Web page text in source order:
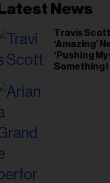
Latest News
Travis
‘Amazing’
‘Pushing
Something I